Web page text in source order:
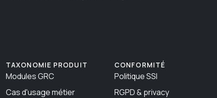
TAXONOMIE PRODUIT
Modules GRC
Cas d'usage métier
CONFORMITÉ
Politique SSI
RGPD & privacy